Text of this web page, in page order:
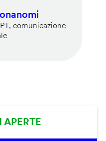
comunicazione